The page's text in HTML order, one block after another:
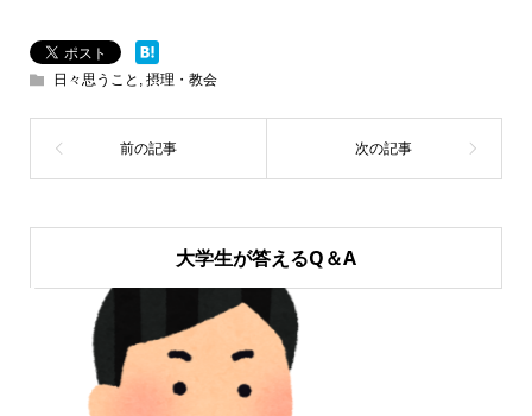
日々思うこと , 摂理・教会
大学生が答えるQ＆A